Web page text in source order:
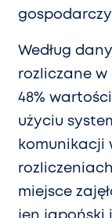
Według
rozliczane w
48%
użyciu
komunikacji
miejsce
jen japoński